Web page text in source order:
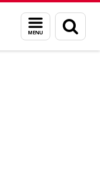
Menu
en
zoeken